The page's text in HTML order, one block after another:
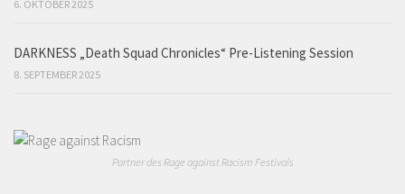
6. OKTOBER 2025
DARKNESS „Death Squad Chronicles“ Pre-Listening Session
8. SEPTEMBER 2025
Partner des Rage against Racism Festivals